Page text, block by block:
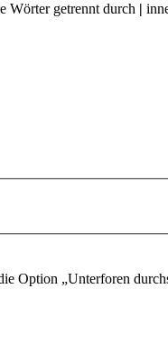
Wörter getrennt durch |
Option „Unterforen